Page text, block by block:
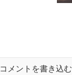
コメントを書き込む